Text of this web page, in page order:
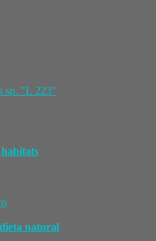
natural